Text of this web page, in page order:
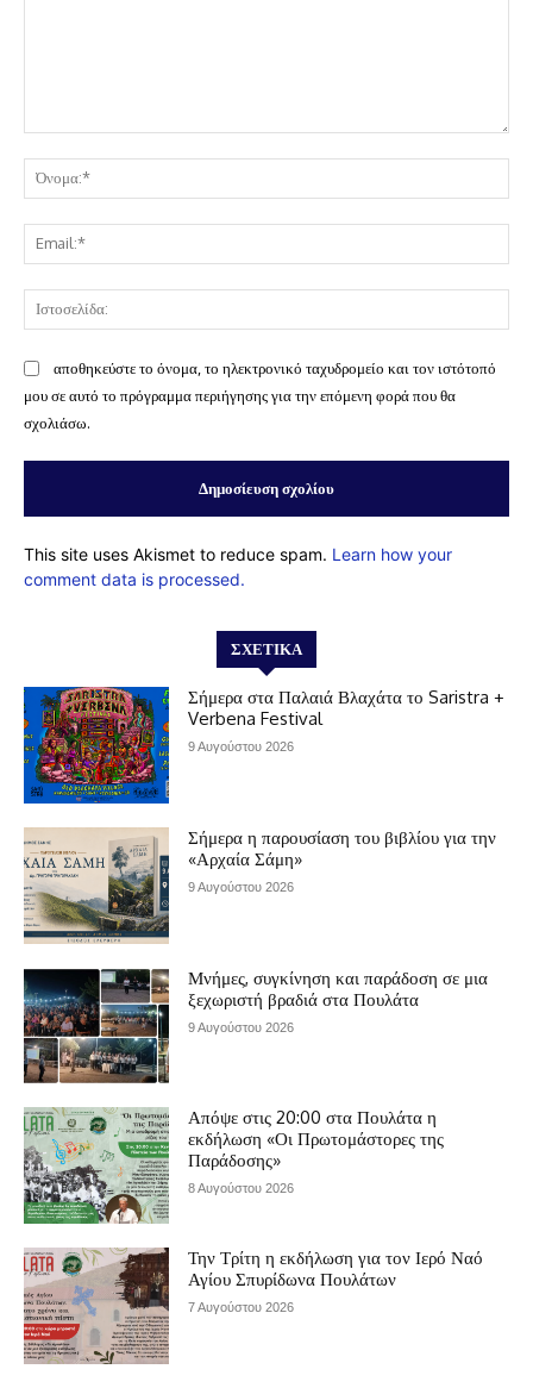
αποθηκεύστε το όνομα, το ηλεκτρονικό ταχυδρομείο και τον ιστότοπό
μου σε αυτό το πρόγραμμα περιήγησης για την επόμενη φορά που θα
σχολιάσω.
This site uses Akismet to reduce spam. Learn how your
comment data is processed.
ΣΧΕΤΙΚΆ
Σήμερα στα Παλαιά Βλαχάτα το Saristra +
Verbena Festival
9 Αυγούστου 2026
Σήμερα η παρουσίαση του βιβλίου για την
«Αρχαία Σάμη»
9 Αυγούστου 2026
Μνήμες, συγκίνηση και παράδοση σε μια
ξεχωριστή βραδιά στα Πουλάτα
9 Αυγούστου 2026
Απόψε στις 20:00 στα Πουλάτα η
εκδήλωση «Οι Πρωτομάστορες της
Παράδοσης»
8 Αυγούστου 2026
Την Τρίτη η εκδήλωση για τον Ιερό Ναό
Αγίου Σπυρίδωνα Πουλάτων
7 Αυγούστου 2026